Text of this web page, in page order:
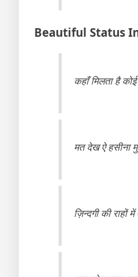
Beautiful Status
कहाँ मिलता है
मत देख ऐ हसीना
ज़िन्दगी की राहों